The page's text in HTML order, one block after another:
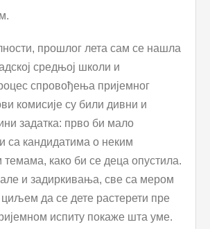
прошлог лета сам се нашла
средњој школи и
спровођења пријемног
комисије су били дивни и
задатка: прво би мало
са кандидатима о неким
како би се деца опустила.
и задиркивања, све са мером
циљем да се дете растерети пре
испиту покаже шта уме.